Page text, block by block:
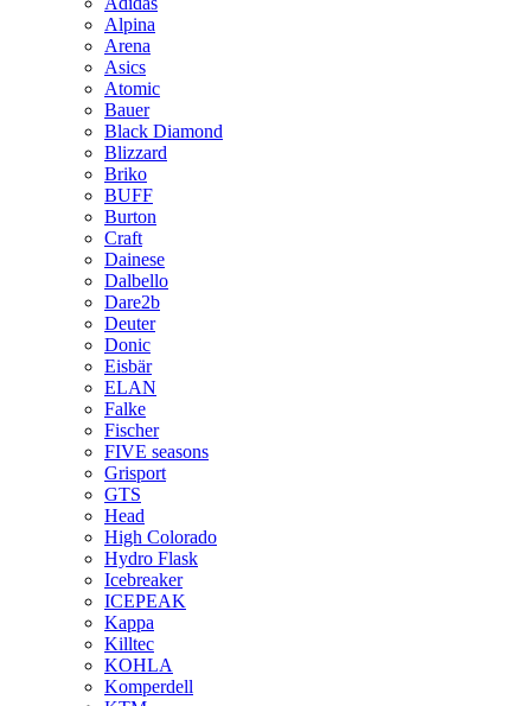
Alpina
Arena
Asics
Atomic
Bauer
Black Diamond
Blizzard
Briko
BUFF
Burton
Craft
Dainese
Dalbello
Dare2b
Deuter
Donic
Eisbär
ELAN
Falke
Fischer
FIVE seasons
Grisport
GTS
Head
High Colorado
Hydro Flask
Icebreaker
ICEPEAK
Kappa
Killtec
KOHLA
Komperdell